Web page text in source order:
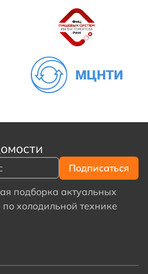
подборка актуальных
холодильной технике